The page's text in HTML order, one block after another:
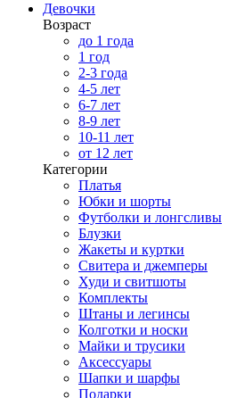
Девочки
Возраст
до 1 года
1 год
2-3 года
4-5 лет
6-7 лет
8-9 лет
10-11 лет
от 12 лет
Категории
Платья
Юбки и шорты
Футболки и лонгсливы
Блузки
Жакеты и куртки
Свитера и джемперы
Худи и свитшоты
Комплекты
Штаны и легинсы
Колготки и носки
Майки и трусики
Аксессуары
Шапки и шарфы
Подарки